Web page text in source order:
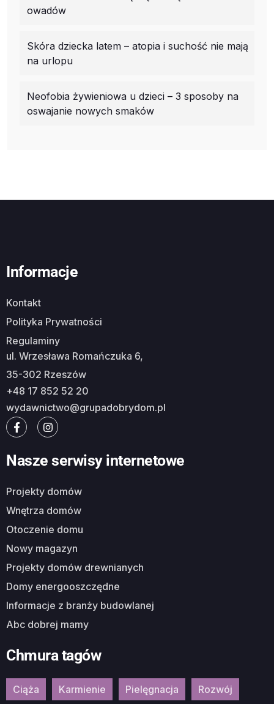
owadów
Skóra dziecka latem – atopia i suchość nie mają
na urlopu
Neofobia żywieniowa u dzieci – 3 sposoby na
oswajanie nowych smaków
Informacje
Kontakt
Polityka Prywatności
Regulaminy
ul. Wrzesława Romańczuka 6,
35-302 Rzeszów
+48 17 852 52 20
wydawnictwo@grupadobrydom.pl
Nasze serwisy internetowe
Projekty domów
Wnętrza domów
Otoczenie domu
Nowy magazyn
Projekty domów drewnianych
Domy energooszczędne
Informacje z branży budowlanej
Abc dobrej mamy
Chmura tagów
Ciąża Karmienie Pielęgnacja Rozwój